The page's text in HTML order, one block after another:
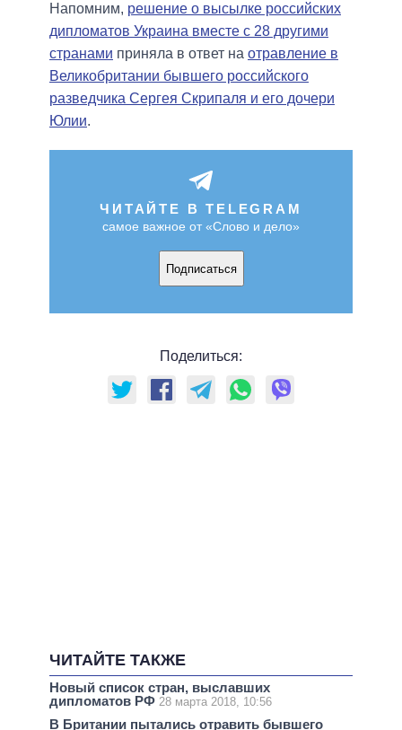
Напомним, решение о высылке российских
дипломатов Украина вместе с 28 другими
странами приняла в ответ на отравление в
Великобритании бывшего российского
разведчика Сергея Скрипаля и его дочери
Юлии.
ЧИТАЙТЕ В TELEGRAM
самое важное от «Слово и дело»
Подписаться
Поделиться:
ЧИТАЙТЕ ТАКЖЕ
Новый список стран, выславших
дипломатов РФ 28 марта 2018, 10:56
В Британии пытались отравить бывшего